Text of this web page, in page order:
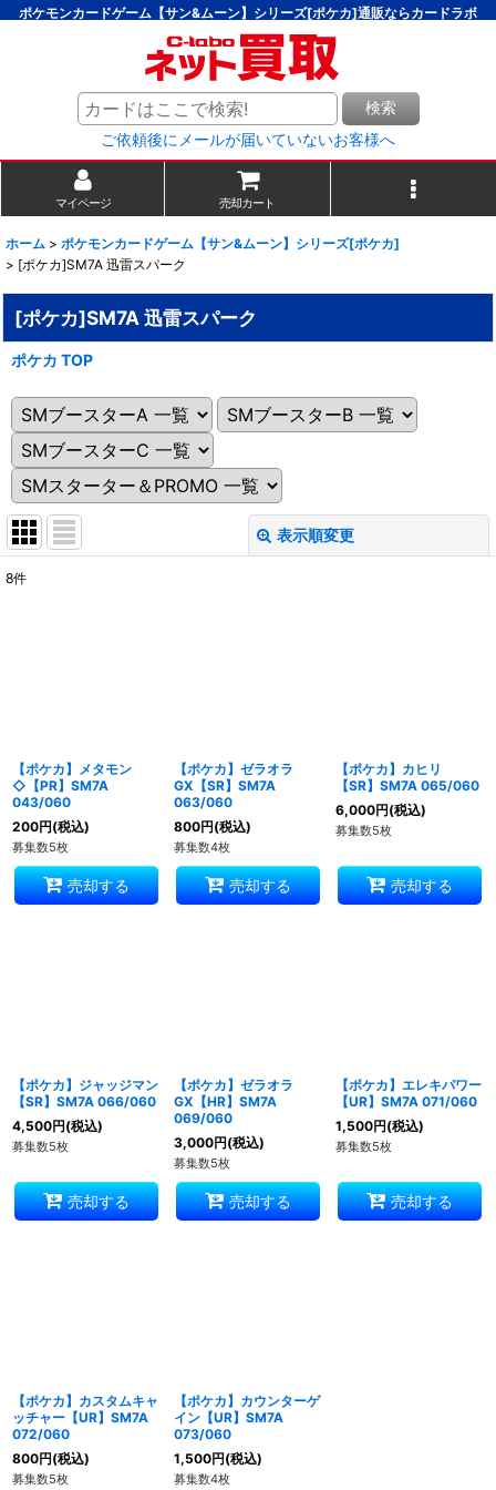
ポケモンカードゲーム【サン&ムーン】シリーズ[ポケカ]通販ならカードラボ
検索
ご依頼後にメールが届いていないお客様へ
マイページ 売却カート
ホーム > ポケモンカードゲーム【サン&ムーン】シリーズ[ポケカ]
> [ポケカ]SM7A 迅雷スパーク
[ポケカ]SM7A 迅雷スパーク
ポケカ TOP
表示順変更
8件
【ポケカ】メタモン
◇【PR】SM7A
043/060
200円(税込)
募集数5枚
売却する
【ポケカ】ゼラオラ
GX【SR】SM7A
063/060
800円(税込)
募集数4枚
売却する
【ポケカ】カヒリ
【SR】SM7A 065/060
6,000円(税込)
募集数5枚
売却する
【ポケカ】ジャッジマン
【SR】SM7A 066/060
4,500円(税込)
募集数5枚
売却する
【ポケカ】ゼラオラ
GX【HR】SM7A
069/060
3,000円(税込)
募集数5枚
売却する
【ポケカ】エレキパワー
【UR】SM7A 071/060
1,500円(税込)
募集数5枚
売却する
【ポケカ】カスタムキャ
ッチャー【UR】SM7A
072/060
800円(税込)
募集数5枚
【ポケカ】カウンターゲ
イン【UR】SM7A
073/060
1,500円(税込)
募集数4枚